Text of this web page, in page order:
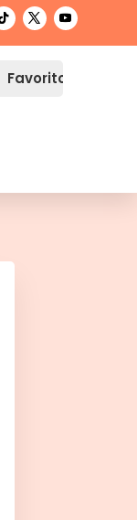
Favoritos